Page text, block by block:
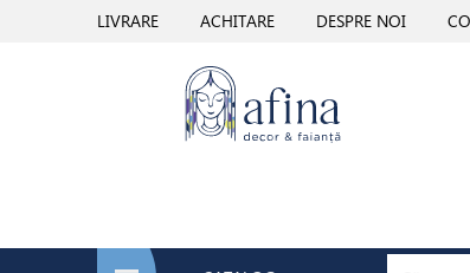
LIVRARE ACHITARE DESPRE NOI